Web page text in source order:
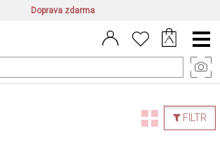
Doprava zdarma
CZ/CZK | EN/EUR PL/PLN
Main
Menu
FILTR